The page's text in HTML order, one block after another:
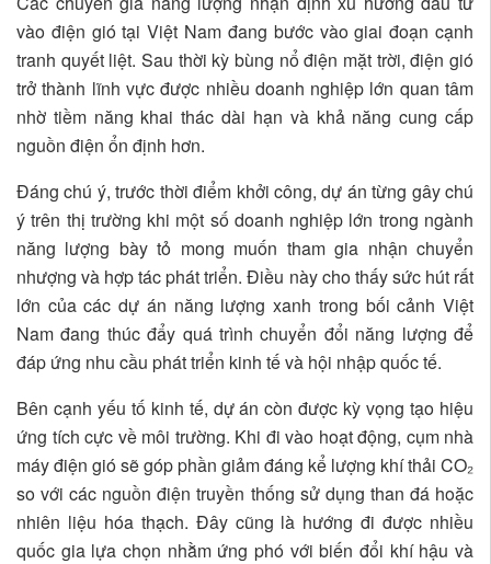
vào điện gió tại Việt Nam đang bước vào giai đoạn cạnh
tranh quyết liệt. Sau thời kỳ bùng nổ điện mặt trời, điện gió
trở thành lĩnh vực được nhiều doanh nghiệp lớn quan tâm
nhờ tiềm năng khai thác dài hạn và khả năng cung cấp
nguồn điện ổn định hơn.
Đáng chú ý, trước thời điểm khởi công, dự án từng gây chú
ý trên thị trường khi một số doanh nghiệp lớn trong ngành
năng lượng bày tỏ mong muốn tham gia nhận chuyển
nhượng và hợp tác phát triển. Điều này cho thấy sức hút rất
lớn của các dự án năng lượng xanh trong bối cảnh Việt
Nam đang thúc đẩy quá trình chuyển đổi năng lượng để
đáp ứng nhu cầu phát triển kinh tế và hội nhập quốc tế.
Bên cạnh yếu tố kinh tế, dự án còn được kỳ vọng tạo hiệu
ứng tích cực về môi trường. Khi đi vào hoạt động, cụm nhà
máy điện gió sẽ góp phần giảm đáng kể lượng khí thải CO₂
so với các nguồn điện truyền thống sử dụng than đá hoặc
nhiên liệu hóa thạch. Đây cũng là hướng đi được nhiều
quốc gia lựa chọn nhằm ứng phó với biến đổi khí hậu và